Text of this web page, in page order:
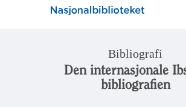
Bibliografi
Den internasjonale
bibliografien